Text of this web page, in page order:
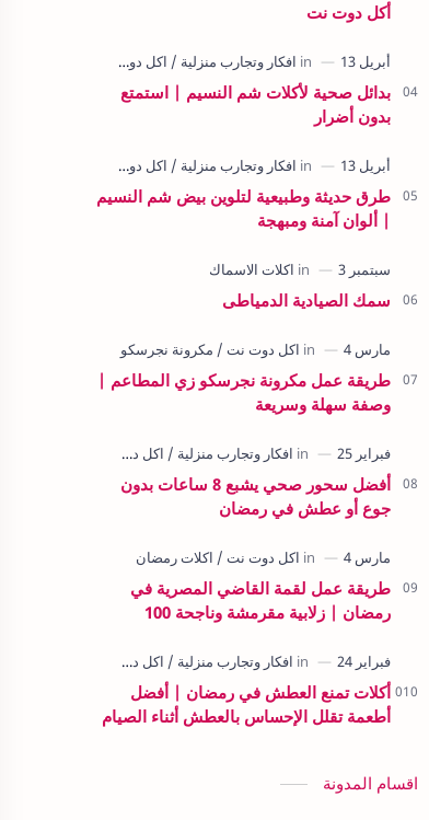
أكل دوت نت
بدائل صحية لأكلات شم النسيم | استمتع
بدون أضرار
طرق حديثة وطبيعية لتلوين بيض شم النسيم
| ألوان آمنة ومبهجة
سمك الصيادية الدمياطى
طريقة عمل مكرونة نجرسكو زي المطاعم |
وصفة سهلة وسريعة
أفضل سحور صحي يشبع 8 ساعات بدون
جوع أو عطش في رمضان
طريقة عمل لقمة القاضي المصرية في
رمضان | زلابية مقرمشة وناجحة 100
أكلات تمنع العطش في رمضان | أفضل
أطعمة تقلل الإحساس بالعطش أثناء الصيام
اقسام المدونة